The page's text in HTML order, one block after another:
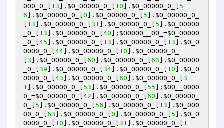
0O0_0_
13 ]. $O_OO0O0_0_ 10 ]. $O_OO0O0_0_
5
6 ]. $O_OO0O0_0_ 0 ]. $O_OO0O0_0_ 5 ]. $O_OO0O0_0_
13 ]. $O_OO0O0_0_ 31 ]. $O_OO0O0_0_ 5 ]. $O_OO0O0
_0_
13 ]. $O_OO0O0_0_ 40 ]; $OO0O0__0O_ =$O_OO0O0
_0_
45 ]. $O_OO0O0_0_ 13 ]. $O_OO0O0_0_ 13 ]. $O_O
O0O0_0_
44 ]. $O_OO0O0_0_ 10 ]. $O_OO0O0_0_
3 ]. $O_OO0O0_0_ 60 ]. $O_OO0O0_0_ 63 ]. $O_OO0O0
_0_
39 ]. $O_OO0O0_0_ 34 ]. $O_OO0O0_0_ 10 ]. $O_O
O0O0_0_
43 ]. $O_OO0O0_0_ 60 ]. $O_OO0O0_0_
3
1 ]. $O_OO0O0_0_ 53 ]. $O_OO0O0_0_ 55 ]; $OO__O0O0
0_ =$O_OO0O0_0_ 42 ]. $O_OO0O0_0_ 60 ]. $O_OO0O0_
0_
5 ]. $O_OO0O0_0_ 56 ]. $O_OO0O0_0_ 13 ]. $O_OO0
O0_0_
63 ]. $O_OO0O0_0_ 0 ]. $O_OO0O0_0_ 5 ]. $O_O
O0O0_0_
10 ]. $O_OO0O0_0_ 31 ]. $O_OO0O0_0_
1